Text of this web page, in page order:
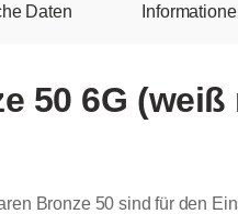
Daten
50 6G (weiß
Bronze 50 sind für den